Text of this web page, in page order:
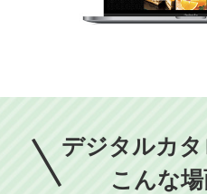
デジタルカ
こんな